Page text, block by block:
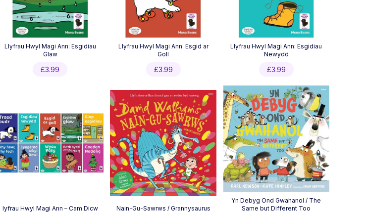
Llyfrau Hwyl Magi Ann: Esgidiau
Glaw
£3.99
Llyfrau Hwyl Magi Ann: Esgid ar
Goll
£3.99
Llyfrau Hwyl Magi Ann: Esgidiau
Newydd
£3.99
lyfrau Hwyl Magi Ann – Cam Dicw Nain-Gu-Sawrws / Grannysaurus
Yn Debyg Ond Gwahanol / The
Same but Different Too